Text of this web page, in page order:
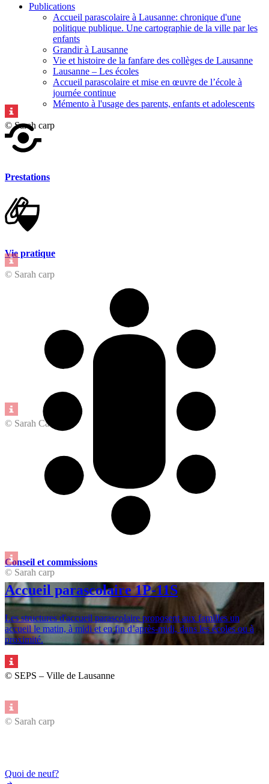
© Sarah carp
© Sarah carp
© Sarah Carp
© Sarah carp
© Sarah carp
Publications
Accueil parascolaire à Lausanne: chronique d'une
politique publique. Une cartographie de la ville par les
enfants
Grandir à Lausanne
Vie et histoire de la fanfare des collèges de Lausanne
Lausanne – Les écoles
Accueil parascolaire et mise en œuvre de l’école à
journée continue
Mémento à l'usage des parents, enfants et adolescents
Prestations
Vie pratique
Conseil et commissions
Accueil parascolaire 1P-11S
Les structures d'accueil parascolaire proposent aux familles un
accueil le matin, à midi et en fin d’après-midi, dans les écoles ou à
proximité.
© SEPS – Ville de Lausanne
Quoi de neuf?